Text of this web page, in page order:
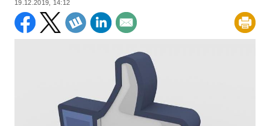
19.12.2019, 14:12